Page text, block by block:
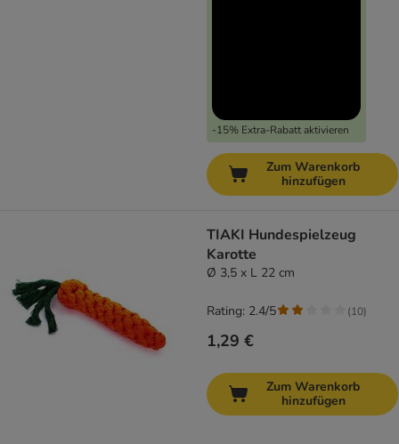
-15% Extra-Rabatt aktivieren
Zum Warenkorb
hinzufügen
TIAKI Hundespielzeug
Karotte
Ø 3,5 x L 22 cm
1,29 €
Rating: 2.4/5 (10)
Zum Warenkorb
hinzufügen